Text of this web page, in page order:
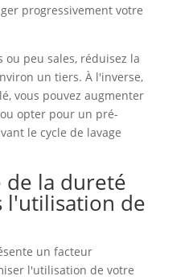
progressivement votre
ou peu sales, réduisez la
un tiers. À l'inverse,
vous pouvez augmenter
opter pour un pré-
le cycle de lavage
la dureté
l'utilisation de
un facteur
l'utilisation de votre